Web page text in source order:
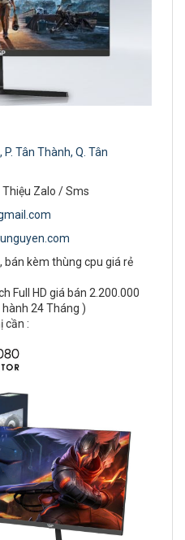
Tân Thành, Q. Tân
Zalo / Sms
bán kèm thùng cpu giá rẻ
Full HD giá bán 2.200.000
24 Tháng )
cần :